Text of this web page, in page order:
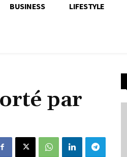
BUSINESS LIFESTYLE
par